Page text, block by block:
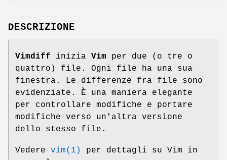
DESCRIZIONE
Vimdiff inizia Vim per due (o tre o
quattro) file. Ogni file ha una sua
finestra. Le differenze fra file sono
evidenziate. È una maniera elegante
per controllare modifiche e portare
modifiche verso un'altra versione
dello stesso file.
Vedere vim(1)
per dettagli su Vim in